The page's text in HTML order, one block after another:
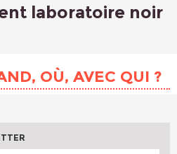
PONCTUELS
laboratoire noir
OÙ, AVEC QUI ?